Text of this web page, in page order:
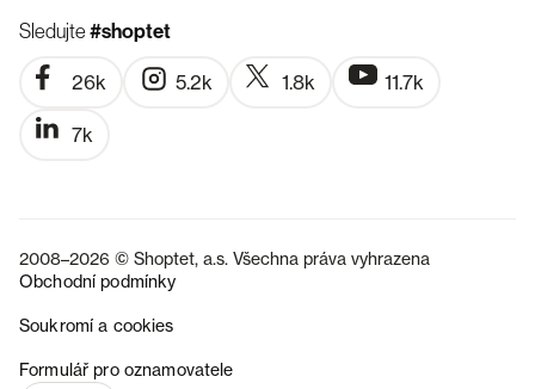
Sledujte#shoptet
26k 5.2k 1.8k 11.7k
7k
2008–2026 © Shoptet, a.s. Všechna práva vyhrazena
Obchodní podmínky
Soukromí a cookies
Formulář pro oznamovatele